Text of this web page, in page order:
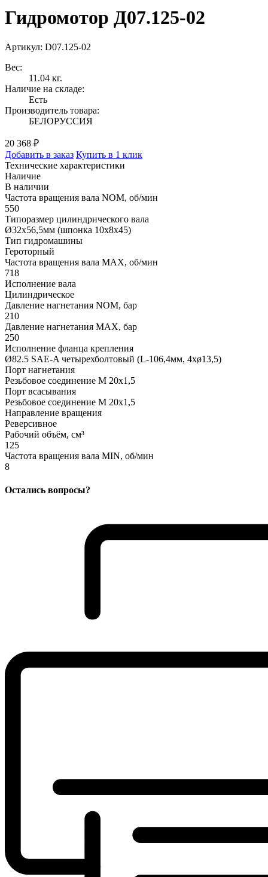
Гидромотор Д07.125-02
Артикул: D07.125-02
Вес:
11.04 кг.
Наличие на складе:
Есть
Производитель товара:
БЕЛОРУССИЯ
20 368 ₽
Добавить в заказ Купить в 1 клик
Технические характеристики
Наличие
В наличии
Частота вращения вала NOM, об/мин
550
Типоразмер цилиндрического вала
Ø32x56,5мм (шпонка 10x8x45)
Тип гидромашины
Героторный
Частота вращения вала MAX, об/мин
718
Исполнение вала
Цилиндрическое
Давление нагнетания NOM, бар
210
Давление нагнетания MAX, бар
250
Исполнение фланца крепления
Ø82.5 SAE-A четырехболтовый (L-106,4мм, 4xø13,5)
Порт нагнетания
Резьбовое соединение M 20x1,5
Порт всасывания
Резьбовое соединение M 20x1,5
Направление вращения
Реверсивное
Рабочий объём, см³
125
Частота вращения вала MIN, об/мин
8
Остались вопросы?